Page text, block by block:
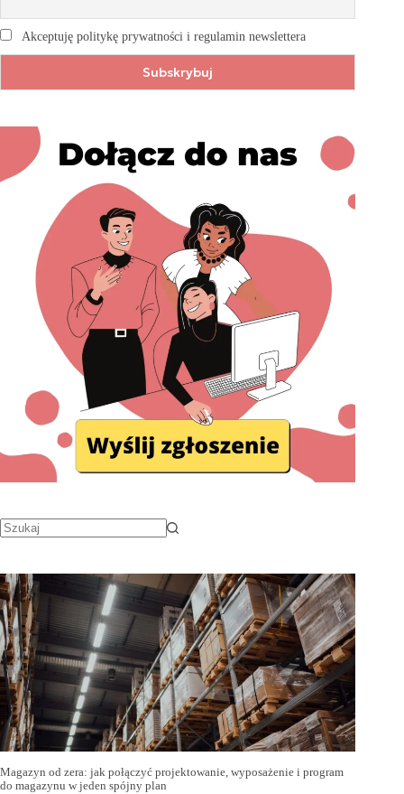
Akceptuję politykę prywatności i regulamin newslettera
Magazyn od zera: jak połączyć projektowanie, wyposażenie i program
do magazynu w jeden spójny plan